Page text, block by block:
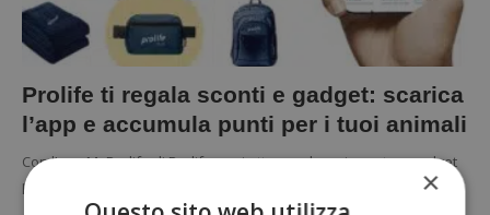
Prolife ti regala sconti e gadget: scarica
l’app e accumula punti per i tuoi animali
Con l’app MyProlife di Prolife puoi ottenere buoni sconto e gadget
per cani e gatti accumulando punti. Ti basta scaricare…
×